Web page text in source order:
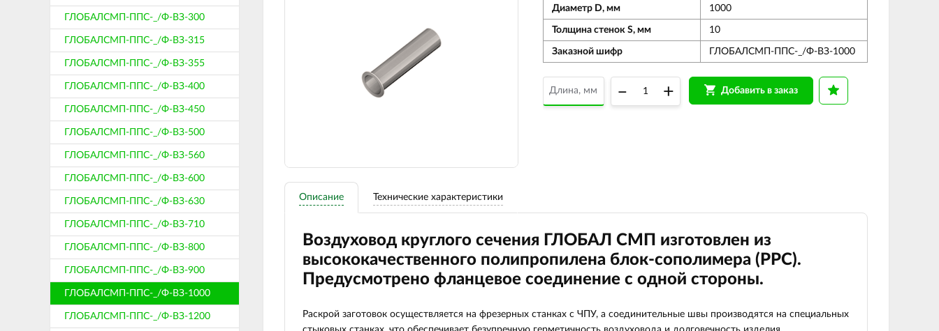
ГЛОБАЛСМП-ППС-_/Ф-ВЗ-300
ГЛОБАЛСМП-ППС-_/Ф-ВЗ-315
ГЛОБАЛСМП-ППС-_/Ф-ВЗ-355
ГЛОБАЛСМП-ППС-_/Ф-ВЗ-400
ГЛОБАЛСМП-ППС-_/Ф-ВЗ-450
ГЛОБАЛСМП-ППС-_/Ф-ВЗ-500
ГЛОБАЛСМП-ППС-_/Ф-ВЗ-560
ГЛОБАЛСМП-ППС-_/Ф-ВЗ-600
ГЛОБАЛСМП-ППС-_/Ф-ВЗ-630
ГЛОБАЛСМП-ППС-_/Ф-ВЗ-710
ГЛОБАЛСМП-ППС-_/Ф-ВЗ-800
ГЛОБАЛСМП-ППС-_/Ф-ВЗ-900
ГЛОБАЛСМП-ППС-_/Ф-ВЗ-1000
ГЛОБАЛСМП-ППС-_/Ф-ВЗ-1200
Диаметр D, мм 1000
Толщина стенок S, мм 10
Заказной шифр ГЛОБАЛСМП-ППС-_/Ф-ВЗ-1000
– + Добавить в заказ
Описание Технические характеристики
Воздуховод круглого сечения ГЛОБАЛ СМП изготовлен из
высококачественного полипропилена блок-сополимера (РРС).
Предусмотрено фланцевое соединение с одной стороны.
Раскрой заготовок осуществляется на фрезерных станках с ЧПУ, а соединительные швы производятся на специальных